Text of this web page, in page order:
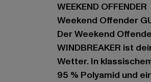
WEEKEND OFFENDER
Weekend Offender
Der Weekend
WINDBREAKER ist
Wetter. In
95 % Polyamid und